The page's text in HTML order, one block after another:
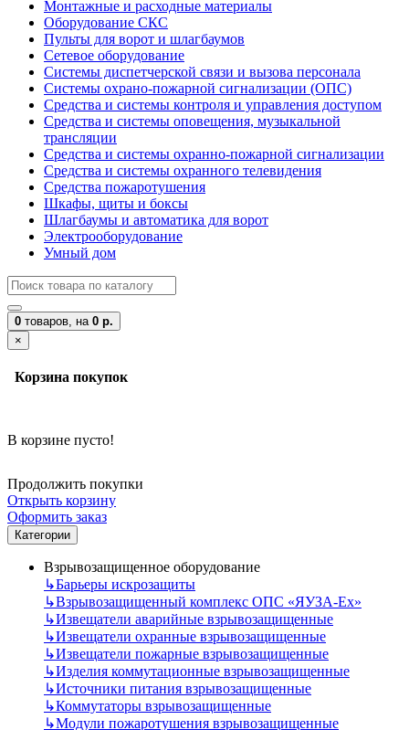
Монтажные и расходные материалы
Оборудование СКС
Пульты для ворот и шлагбаумов
Сетевое оборудование
Системы диспетчерской связи и вызова персонала
Системы охрано-пожарной сигнализации (ОПС)
Средства и системы контроля и управления доступом
Средства и системы оповещения, музыкальной
трансляции
Средства и системы охранно-пожарной сигнализации
Средства и системы охранного телевидения
Средства пожаротушения
Шкафы, щиты и боксы
Шлагбаумы и автоматика для ворот
Электрооборудование
Умный дом
0 товаров, на 0 р.
×
Корзина покупок
В корзине пусто!
Продолжить покупки
Открыть корзину
Оформить заказ
Категории
Взрывозащищенное оборудование
↳Барьеры искрозащиты
↳Взрывозащищенный комплекс ОПС «ЯУЗА-Ех»
↳Извещатели аварийные взрывозащищенные
↳Извещатели охранные взрывозащищенные
↳Извещатели пожарные взрывозащищенные
↳Изделия коммутационные взрывозащищенные
↳Источники питания взрывозащищенные
↳Коммутаторы взрывозащищенные
↳Модули пожаротушения взрывозащищенные